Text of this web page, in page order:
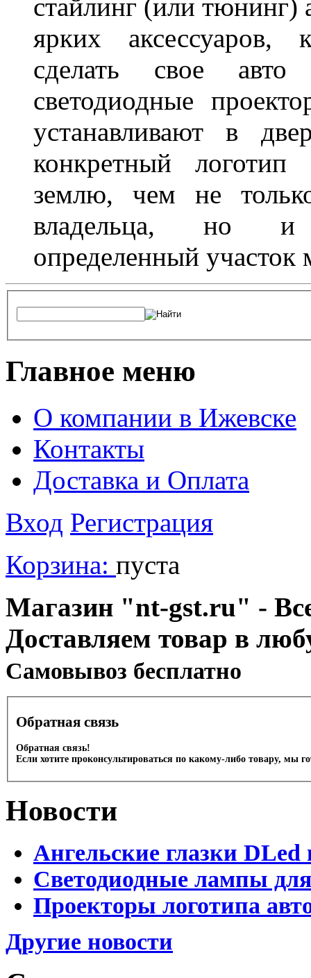
стайлинг (или тюнинг)
ярких аксессуаров,
сделать свое
светодиодные
устанавливают в
конкретный логотип
землю, чем не
владельца, но и
определенный участок
Главное меню
О компании в Ижевске
Контакты
Доставка и Оплата
Вход Регистрация
Корзина: пуста
Магазин "nt-gst.ru" -
Доставляем товар в
Cамовывоз бесплатно
Обратная связь
Обратная связь!
Если хотите проконсультироваться по какому-либо товару, мы
Новости
Ангельские глазки DLed
Светодиодные лампы
Проекторы логотипа
Другие новости